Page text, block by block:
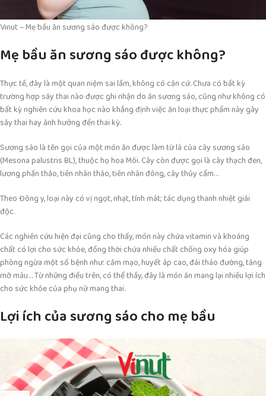
Vinut – Mẹ bầu ăn sương sáo được không?
Mẹ bầu ăn sương sáo được không?
Thực tế, đây là một quan niệm sai lầm, không có căn cứ. Chưa có bất kỳ
trường hợp sảy thai nào được ghi nhận do ăn sương sáo, cũng như không có
bất kỳ nghiên cứu khoa học nào khẳng định việc ăn loại thực phẩm này gây
sảy thai hay ảnh hưởng đến thai kỳ.
Sương sáo là tên gọi của một món ăn được làm từ lá của cây sương sáo
(Mesona palustris BL), thuộc họ hoa Môi. Cây còn được gọi là cây thạch đen,
lương phấn thảo, tiên nhân thảo, tiên nhân đông, cây thủy cẩm…
Theo Đông y, loại này có vị ngọt, nhạt, tính mát; tác dụng thanh nhiệt giải
độc.
Các nghiên cứu hiện đại cũng cho thấy, món này chứa vitamin và khoáng
chất có lợi cho sức khỏe, đồng thời chứa nhiều chất chống oxy hóa giúp
phòng ngừa một số bệnh như: cảm mạo, huyết áp cao, đái tháo đường, tăng
mỡ máu… Từ những điều trên, có thể thấy, đây là món ăn mang lại nhiều lợi ích
cho sức khỏe của phụ nữ mang thai.
Lợi ích của sương sáo cho mẹ bầu